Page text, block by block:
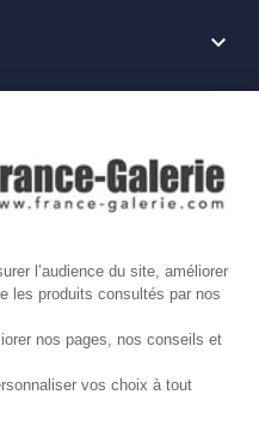
l’audience du site, améliorer
les produits consultés par nos
nos pages, nos conseils et
vos choix à tout

